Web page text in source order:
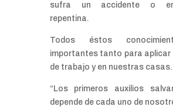
sufra un accidente o
repentina.
Todos éstos
importantes tanto para aplicar
de trabajo y en nuestras casas.
“Los primeros auxilios
depende de cada uno de